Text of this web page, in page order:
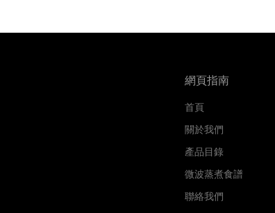
網頁指南
首頁
關於我們
產品目錄
微波蒸煮食譜
聯絡我們